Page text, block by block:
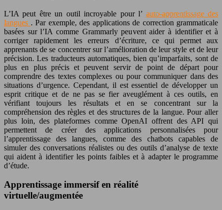
L’IA peut être un outil incroyable pour l’ auto-apprentissage des
langues . Par exemple, des applications de correction grammaticale
basées sur l’IA comme Grammarly peuvent aider à identifier et à
corriger rapidement les erreurs d’écriture, ce qui permet aux
apprenants de se concentrer sur l’amélioration de leur style et de leur
précision. Les traducteurs automatiques, bien qu’imparfaits, sont de
plus en plus précis et peuvent servir de point de départ pour
comprendre des textes complexes ou pour communiquer dans des
situations d’urgence. Cependant, il est essentiel de développer un
esprit critique et de ne pas se fier aveuglément à ces outils, en
vérifiant toujours les résultats et en se concentrant sur la
compréhension des règles et des structures de la langue. Pour aller
plus loin, des plateformes comme OpenAI offrent des API qui
permettent de créer des applications personnalisées pour
l’apprentissage des langues, comme des chatbots capables de
simuler des conversations réalistes ou des outils d’analyse de texte
qui aident à identifier les points faibles et à adapter le programme
d’étude.
Apprentissage immersif en réalité
virtuelle/augmentée